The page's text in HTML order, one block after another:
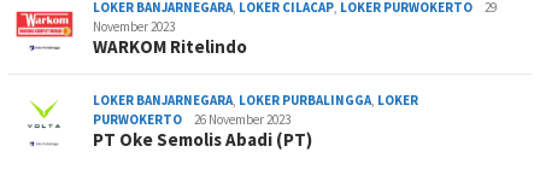
LOKER BANJARNEGARA LOKER CILACAP LOKER PURWOKERTO
29
November 2023
WARKOM Ritelindo
LOKER BANJARNEGARA LOKER PURBALINGGA LOKER
PURWOKERTO
26 November 2023
PT Oke Semolis Abadi (PT)